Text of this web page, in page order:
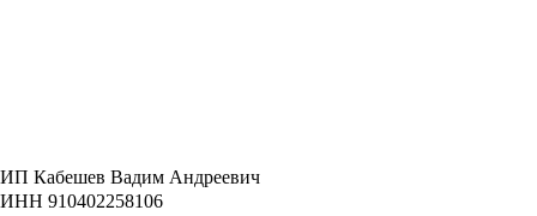
ИП Кабешев Вадим Андреевич
ИНН 910402258106